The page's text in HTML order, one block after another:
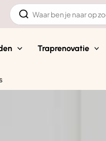
Zoeken
naar:
Traprenovatie